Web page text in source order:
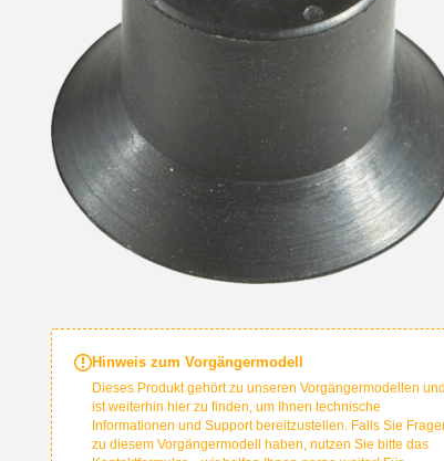
Hinweis zum Vorgängermodell
Dieses Produkt gehört zu unseren Vorgängermodellen und
ist weiterhin hier zu finden, um Ihnen technische
Informationen und Support bereitzustellen. Falls Sie
zu diesem Vorgängermodell haben, nutzen Sie bitte das